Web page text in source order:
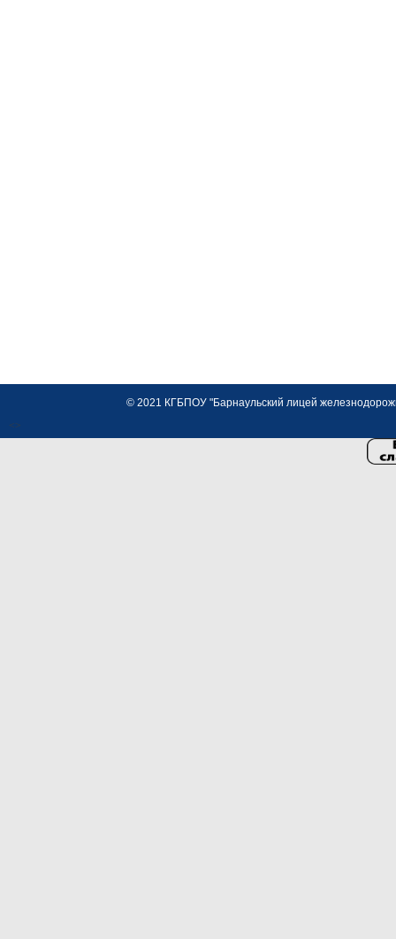
© 2021 КГБПОУ "Барнаульский лицей
<>